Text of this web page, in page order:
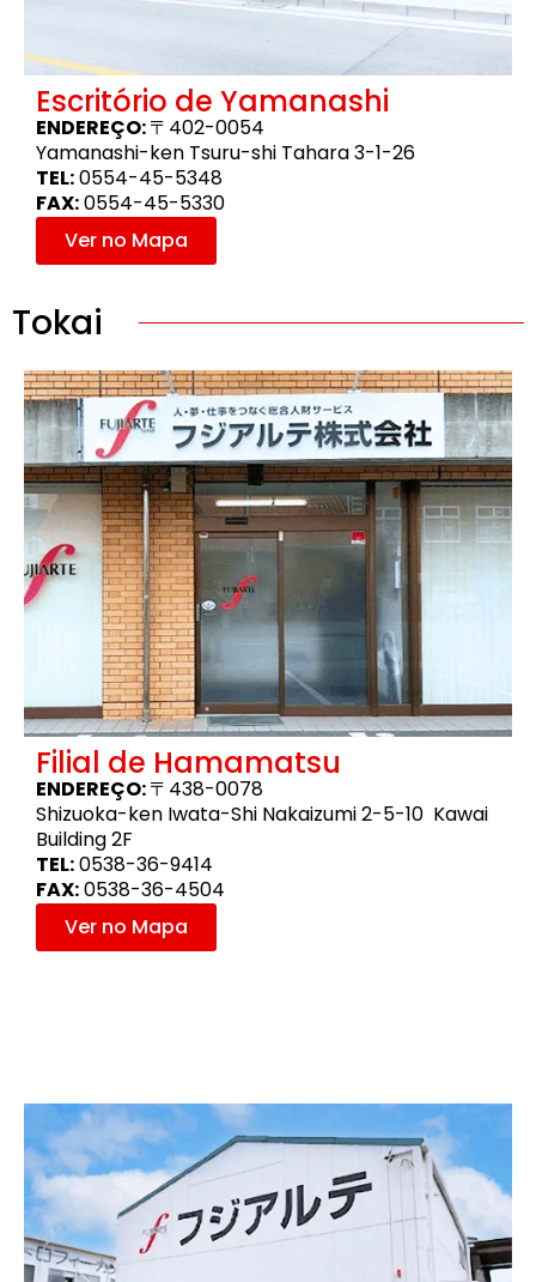
Escritório de Yamanashi
ENDEREÇO:〒402-0054
Yamanashi-ken Tsuru-shi Tahara 3-1-26
TEL:0554-45-5348
FAX:0554-45-5330
Ver no Mapa
Tokai
Filial de Hamamatsu
ENDEREÇO:〒438-0078
Shizuoka-ken Iwata-Shi Nakaizumi 2-5-10 Kawai
Building 2F
TEL:0538-36-9414
FAX:0538-36-4504
Ver no Mapa